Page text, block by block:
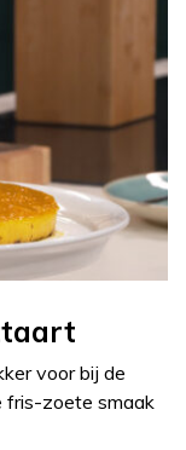
voor bij de
fris-zoete smaak